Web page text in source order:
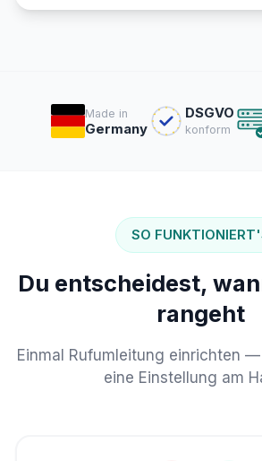
Made in
Germany
DSGVO
konform
SO
Du entscheidest,
rangeht
Einmal Rufumleitung einrichten
eine Einstellung am